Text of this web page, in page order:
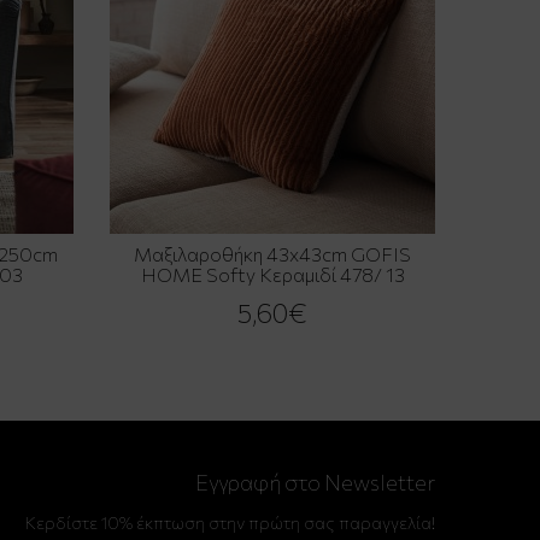
Μαξιλαροθήκη 43x43cm GOFIS
HOME Softy Κεραμιδί 478/ 13
5,60€
Εγγραφή στο Newsletter
Κερδίστε 10% έκπτωση στην πρώτη σας παραγγελία!